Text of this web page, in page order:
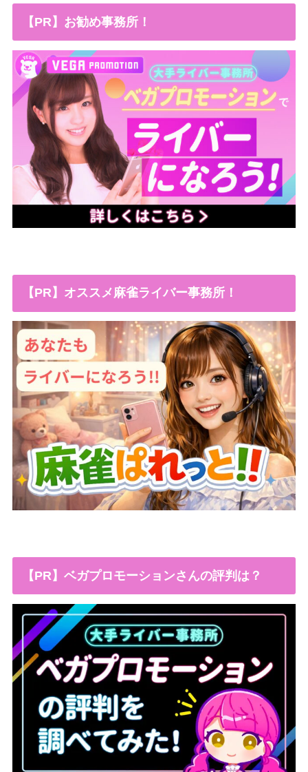
【PR】お勧め事務所！
【PR】オススメ麻雀ライバー事務所！
【PR】ベガプロモーションさんの評判は？